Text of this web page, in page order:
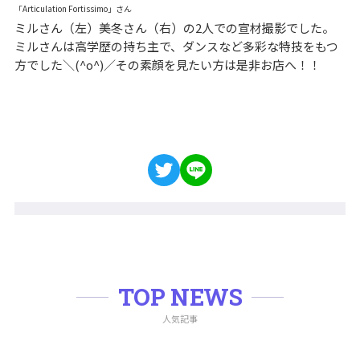
「Articulation Fortissimo」さん
ミルさん（左）美冬さん（右）の2人での宣材撮影でした。
ミルさんは高学歴の持ち主で、ダンスなど多彩な特技をもつ
方でした＼(^o^)／その素顔を見たい方は是非お店へ！！
TOP NEWS
人気記事